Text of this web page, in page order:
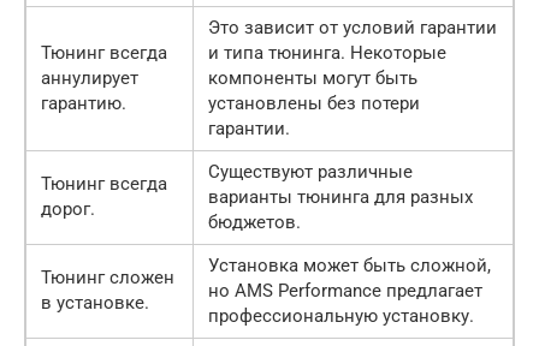
Тюнинг всегда
аннулирует
гарантию.
Это зависит от условий гарантии
и типа тюнинга. Некоторые
компоненты могут быть
установлены без потери
гарантии.
Тюнинг всегда
дорог.
Существуют различные
варианты тюнинга для разных
бюджетов.
Тюнинг сложен
в установке.
Установка может быть сложной,
но AMS Performance предлагает
профессиональную установку.